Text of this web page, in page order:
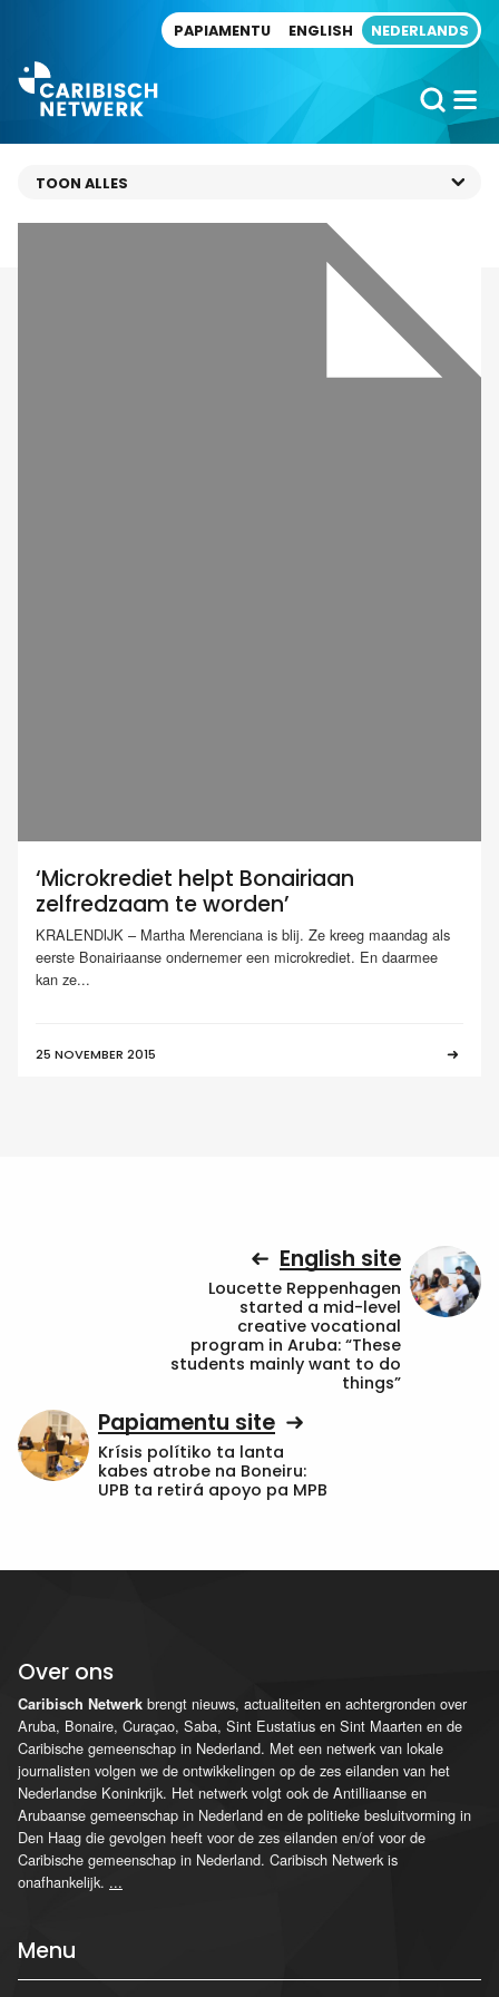
PAPIAMENTU ENGLISH NEDERLANDS
‘Microkrediet helpt Bonairiaan
zelfredzaam te worden’
KRALENDIJK – Martha Merenciana is blij. Ze kreeg maandag als
eerste Bonairiaanse ondernemer een microkrediet. En daarmee
kan ze...
25 NOVEMBER 2015
English site
Loucette Reppenhagen
started a mid-level
creative vocational
program in Aruba: “These
students mainly want to do
things”
Papiamentu site
Krísis polítiko ta lanta
kabes atrobe na Boneiru:
UPB ta retirá apoyo pa MPB
Over ons
Caribisch Netwerk brengt nieuws, actualiteiten en achtergronden over
Aruba, Bonaire, Curaçao, Saba, Sint Eustatius en Sint Maarten en de
Caribische gemeenschap in Nederland. Met een netwerk van lokale
journalisten volgen we de ontwikkelingen op de zes eilanden van het
Nederlandse Koninkrijk. Het netwerk volgt ook de Antilliaanse en
Arubaanse gemeenschap in Nederland en de politieke besluitvorming in
Den Haag die gevolgen heeft voor de zes eilanden en/of voor de
Caribische gemeenschap in Nederland. Caribisch Netwerk is
onafhankelijk. ...
Menu